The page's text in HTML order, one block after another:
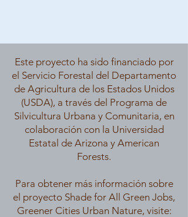
Este proyecto ha sido financiado por
el Servicio Forestal del Departamento
de Agricultura de los Estados Unidos
(USDA), a través del Programa de
Silvicultura Urbana y Comunitaria, en
colaboración con la Universidad
Estatal de Arizona y American
Forests.​
Para obtener más información sobre
el proyecto Shade for All Green Jobs,
Greener Cities Urban Nature, visite: